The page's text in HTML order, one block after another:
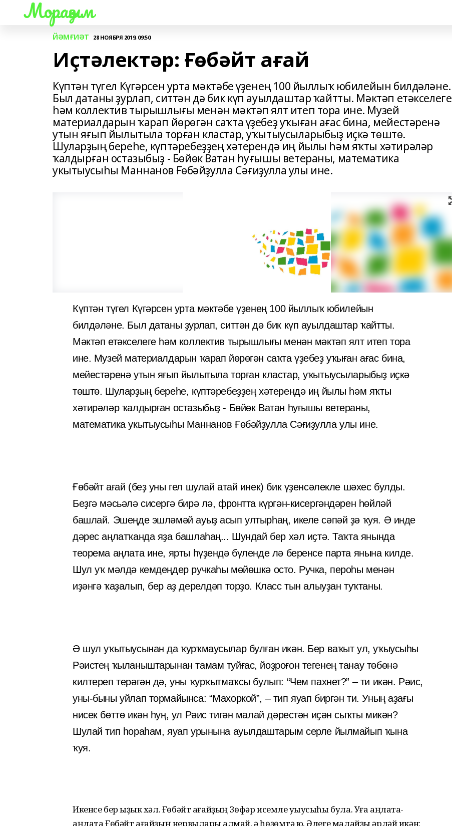
Мораҙым
ЙӘМҒИӘТ 28 НОЯБРЯ 2019, 09:50
Иҫтәлектәр: Ғөбәйт ағай
Күптән түгел Күгәрсен урта мәктәбе үҙенең 100 йыллыҡ юбилейын билдәләне.
Был датаны ҙурлап, ситтән дә бик күп ауылдаштар ҡайтты. Мәктәп етәкселеге
һәм коллектив тырышлығы менән мәктәп ялт итеп тора ине. Музей
материалдарын ҡарап йөрөгән саҡта үҙебеҙ уҡыған ағас бина, мейестәренә
утын яғып йылытыла торған кластар, уҡытыусыларыбыҙ иҫкә төштө.
Шуларҙың береһе, күптәребеҙҙең хәтерендә иң йылы һәм яҡты хәтирәләр
ҡалдырған остазыбыҙ - Бөйөк Ватан һуғышы ветераны, математика
укытыусыһы Маннанов Ғөбәйҙулла Сәғиҙулла улы ине.
Күптән түгел Күгәрсен урта мәктәбе үҙенең 100 йыллыҡ юбилейын
билдәләне. Был датаны ҙурлап, ситтән дә бик күп ауылдаштар ҡайтты.
Мәктәп етәкселеге һәм коллектив тырышлығы менән мәктәп ялт итеп тора
ине. Музей материалдарын ҡарап йөрөгән саҡта үҙебеҙ уҡыған ағас бина,
мейестәренә утын яғып йылытыла торған кластар, уҡытыусыларыбыҙ иҫкә
төштө. Шуларҙың береһе, күптәребеҙҙең хәтерендә иң йылы һәм яҡты
хәтирәләр ҡалдырған остазыбыҙ - Бөйөк Ватан һуғышы ветераны,
математика укытыусыһы Маннанов Ғөбәйҙулла Сәғиҙулла улы ине.
Ғөбәйт ағай (беҙ уны гел шулай атай инек) бик үҙенсәлекле шәхес булды.
Беҙгә мәсьәлә сисергә бирә лә, фронтта күргән-кисергәндәрен һөйләй
башлай. Эшеңде эшләмәй ауыҙ асып ултырһаң, икеле сәпәй ҙә ҡуя. Ә инде
дәрес аңлатҡанда яҙа башлаһаң... Шундай бер хәл иҫтә. Таҡта янында
теорема аңлата ине, ярты һүҙендә бүленде лә беренсе парта янына килде.
Шул уҡ мәлдә кемдеңдер ручкаһы мөйөшкә осто. Ручка, пероһы менән
иҙәнгә ҡаҙалып, бер аҙ дерелдәп торҙо. Класс тын алыуҙан туҡтаны.
Ә шул уҡытыусынан да ҡурҡмаусылар булған икән. Бер ваҡыт ул, уҡыусыһы
Рәистең ҡыланыштарынан тамам туйғас, йоҙроғон тегенең танау төбөнә
килтереп терәгән дә, уны ҡурҡытмаҡсы булып: “Чем пахнет?” – ти икән. Рәис,
уны-быны уйлап тормайынса: “Махоркой”, – тип яуап биргән ти. Уның аҙағы
нисек бөттө икән һуң, ул Рәис тигән малай дәрестән иҫән сыҡты микән?
Шулай тип һораһам, яуап урынына ауылдаштарым серле йылмайып ҡына
ҡуя.
Икенсе бер ҡыҙык хәл. Ғөбәйт ағайҙың Зөфәр исемле уҡыусыһы була. Уға аңлата-
аңлата Ғөбәйт ағайҙың нервылары ҡалмай, ә һөҙөмтә юҡ. Әлеге малайҙы әрләй икән: